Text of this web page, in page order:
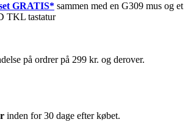
GRATIS* sammen med en G309 mus og et
TKL tastatur
på ordrer på 299 kr. og derover.
inden for 30 dage efter købet.